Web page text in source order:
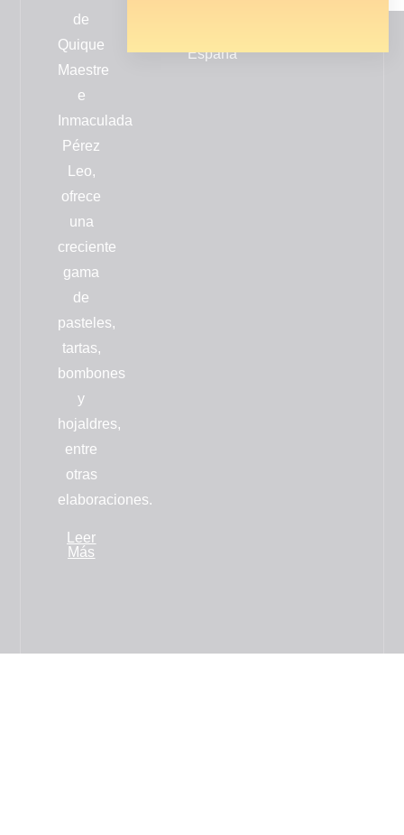
de
Quique
Maestre
e
Inmaculada
Pérez
Leo,
ofrece
una
creciente
gama
de
pasteles,
tartas,
bombones
y
hojaldres,
entre
otras
elaboraciones.
Leer
Más
España